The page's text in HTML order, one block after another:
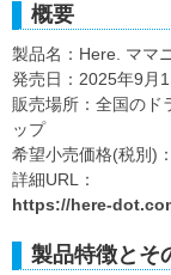
概要
製品名：Here. ママ
発売日：2025年9月1
販売場所：全国のド
ップ
希望小売価格(税別)
詳細URL：
https://here-
製品特徴とそ